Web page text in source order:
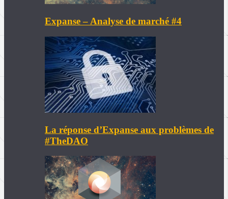
Expanse – Analyse de marché #4
La réponse d’Expanse aux problèmes de
#TheDAO